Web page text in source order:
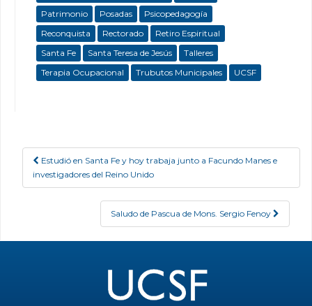
Patrimonio
Posadas
Psicopedagogía
Reconquista
Rectorado
Retiro Espiritual
Santa Fe
Santa Teresa de Jesús
Talleres
Terapia Ocupacional
Trubutos Municipales UCSF
Post navigation
Estudió en Santa Fe y hoy trabaja junto a Facundo Manes e
investigadores del Reino Unido
Saludo de Pascua de Mons. Sergio Fenoy